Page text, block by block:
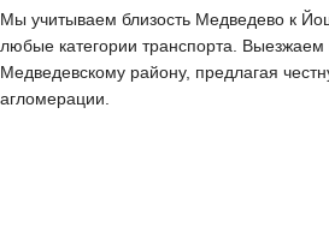
Мы учитываем близость Медведево к
любые категории транспорта. Выезжаем
Медведевскому району, предлагая
агломерации.